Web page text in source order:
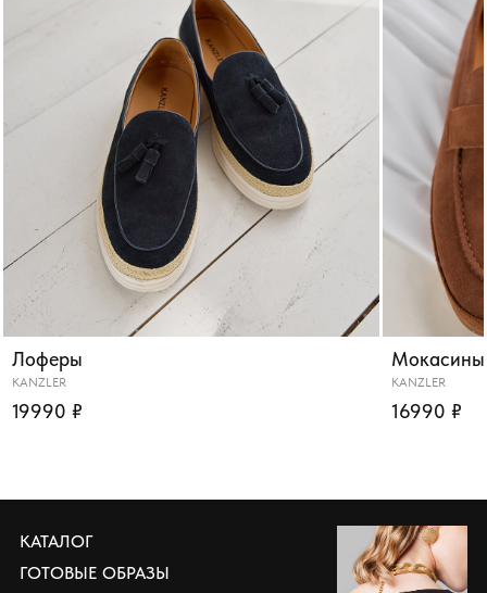
Лоферы
KANZLER
19990 ₽
Мокасины
KANZLER
16990 ₽
КАТАЛОГ
ГОТОВЫЕ ОБРАЗЫ